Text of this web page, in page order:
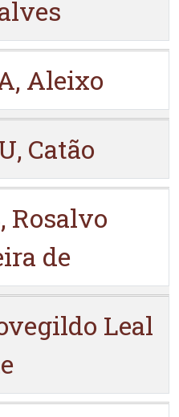
Aleixo
Catão
Rosalvo
de
Leal